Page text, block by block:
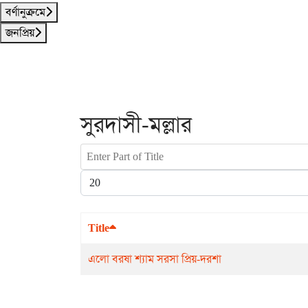
বর্ণানুক্রমে
জনপ্রিয়
সুরদাসী-মল্লার
Enter Part of Title
Display #
Title
এলো বরষা শ্যাম সরসা প্রিয়-দরশা